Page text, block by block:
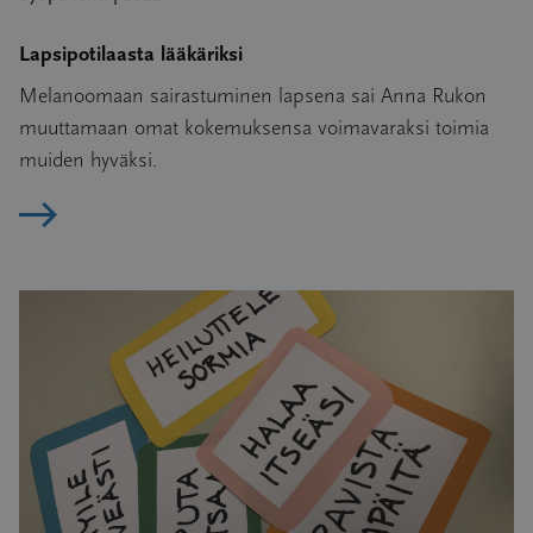
Lapsipotilaasta lääkäriksi
Melanoomaan sairastuminen lapsena sai Anna Rukon
muuttamaan omat kokemuksensa voimavaraksi toimia
muiden hyväksi.
Lue artikkeli